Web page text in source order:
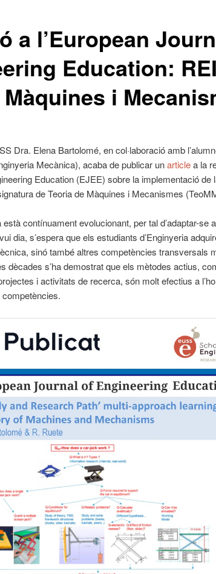
a l’European
Education:
i
Dra. Elena Bartolomé, en col·laboració amb
Mecànica), acaba de publicar unarticlea la
Education (EJEE) sobre la implementació de
de Teoria de Màquines i Mecanismes
està contínuament evolucionant, per tal d’adaptar-se
dia, s’espera que els estudiants d’Enginyeria
sinó també altres competències transversals
dècades s’ha demostrat que els mètodes actius,
i activitats de recerca, són molt efectius a
competències.